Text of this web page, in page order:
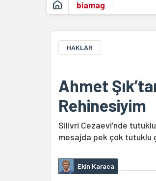
biamag
HAKLAR
Ahmet
Rehinesiyim
Silivri Cezaevi’nde
mesajda pek çok tutuklu
Ekin Karaca